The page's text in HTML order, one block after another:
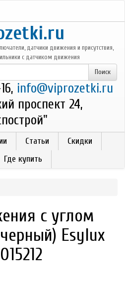
датчики движения и присутствия,
с датчиком движения
info@viprozetki.ru
проспект 24,
Статьи
Скидки
Где купить
с углом
Esylux